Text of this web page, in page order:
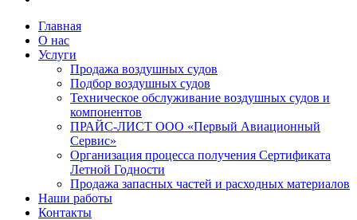
Главная
О нас
Услуги
Продажа воздушных судов
Подбор воздушных судов
Техническое обслуживание воздушных судов и
компонентов
ПРАЙС-ЛИСТ ООО «Первый Авиационный
Сервис»
Организация процесса получения Сертификата
Летной Годности
Продажа запасных частей и расходных материалов
Наши работы
Контакты